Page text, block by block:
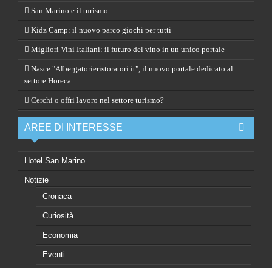
San Marino e il turismo
Kidz Camp: il nuovo parco giochi per tutti
Migliori Vini Italiani: il futuro del vino in un unico portale
Nasce "Albergatorieristoratori.it", il nuovo portale dedicato al
settore Horeca
Cerchi o offri lavoro nel settore turismo?
AREE DI INTERESSE
Hotel San Marino
Notizie
Cronaca
Curiosità
Economia
Eventi